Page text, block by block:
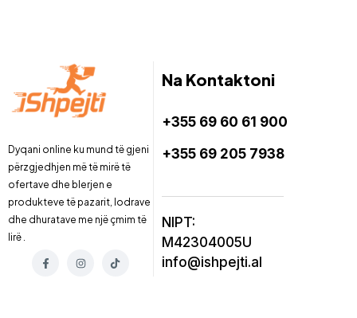
Dyqani online ku mund të gjeni
përzgjedhjen më të mirë të
ofertave dhe blerjen e
produkteve të pazarit, lodrave
dhe dhuratave me një çmim të
lirë .
Na Kontaktoni
+355 69 60 61 900
+355 69 205 7938
NIPT:
M42304005U
info@ishpejti.al